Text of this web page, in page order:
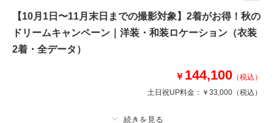
・全データ（基本補正）
・衣装（新郎新婦）
・新婦ヘアメイク（1着分のみ）
【10月1日〜11月末日までの撮影対象】2着がお得！秋の
ドリームキャンペーン｜洋装・和装ロケーション（衣装
2着・全データ）
￥ 144,100 （税込）
土日祝UP料金： ￥33,000 （税込）